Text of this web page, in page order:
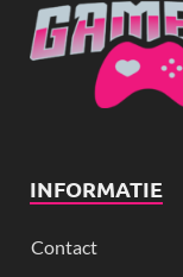
INFORMATIE
Contact